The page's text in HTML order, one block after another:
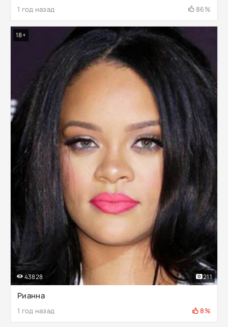
1 год назад 86%
Рианна
1 год назад 8%
43828 211
18+